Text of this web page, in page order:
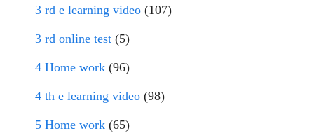
3 rd e learning video (107)
3 rd online test (5)
4 Home work (96)
4 th e learning video (98)
5 Home work (65)